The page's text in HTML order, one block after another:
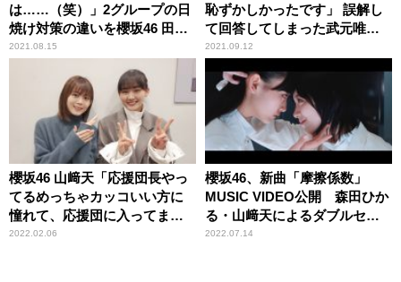
は……（笑）」2グループの日
焼け対策の違いを櫻坂46 田村
保乃＆尾関梨香が振り返る
2021.08.15
恥ずかしかったです」 誤解し
て回答してしまった武元唯衣
の“質問”
2021.09.12
櫻坂46 山﨑天「応援団長やっ
てるめっちゃカッコいい方に
憧れて、応援団に入ってまし
た」 尾関梨香と“憧れの女の
2022.02.06
櫻坂46、新曲「摩擦係数」
MUSIC VIDEO公開 森田ひか
る・山﨑天によるダブルセン
ター
2022.07.14